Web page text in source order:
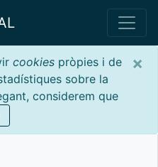
×
cookies pròpies i de
sobre la
considerem que